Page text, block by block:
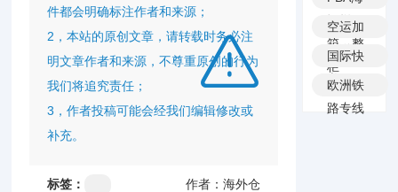
件都会明确标注作者和来源；
2，本站的原创文章，请转载时务必注
明文章作者和来源，不尊重原创的行为
我们将追究责任；
3，作者投稿可能会经我们编辑修改或
补充。
标签： 作者：海外仓
运拼
箱、整
柜
空运加
派送
国际快
递
欧洲铁
路专线